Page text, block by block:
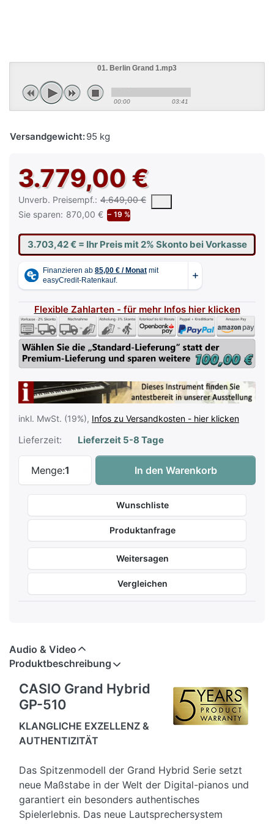
01. Berlin Grand 1.mp3
00:00 03:41
Versandgewicht:95 kg
3.779,00 €
Unverb. Preisempf.: 4.649,00 €
Die UVP ist der vorgeschlagene oder empfohlene
Sie sparen: 870,00 € − 19 %
3.703,42 € = Ihr Preis mit 2% Skonto bei Vorkasse
Flexible Zahlarten - für mehr Infos hier klicken
inkl. MwSt. (19%), Infos zu Versandkosten - hier klicken
Lieferzeit: Lieferzeit 5-8 Tage
Menge:1
Casio Grand Hybrid GP-510 Schwarz
In den Warenkorb
Wunschliste
Produktanfrage
Weitersagen
Vergleichen
Audio & Video
Produktbeschreibung
CASIO Grand Hybrid
GP-510
KLANGLICHE EXZELLENZ &
AUTHENTIZITÄT
Das Spitzenmodell der Grand Hybrid Serie setzt
neue Maßstabe in der Welt der Digital-pianos und
garantiert ein besonders authentisches
Spielerlebnis. Das neue Lautsprechersystem